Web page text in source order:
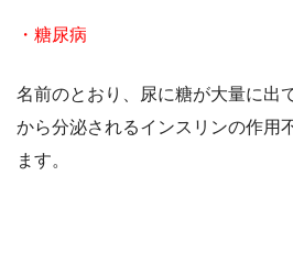
・糖尿病
名前のとおり、尿に糖が大量に出
から分泌されるインスリンの作用
ます。